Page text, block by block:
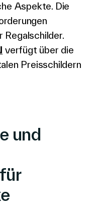
Aspekte. Die
verfügt über die
Preisschildern
und